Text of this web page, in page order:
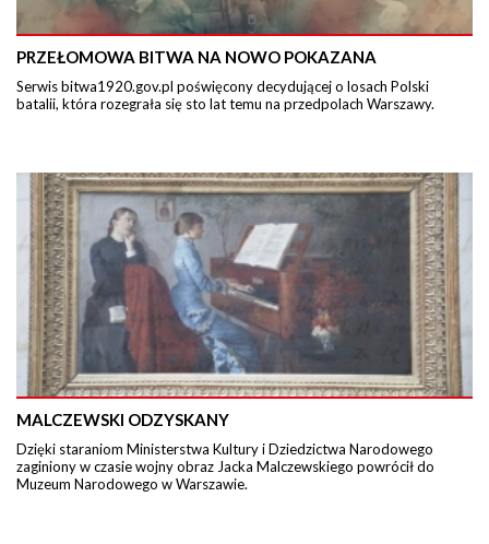
PRZEŁOMOWA BITWA NA NOWO POKAZANA
Serwis bitwa1920.gov.pl poświęcony decydującej o losach Polski
batalii, która rozegrała się sto lat temu na przedpolach Warszawy.
MALCZEWSKI ODZYSKANY
Dzięki staraniom Ministerstwa Kultury i Dziedzictwa Narodowego
zaginiony w czasie wojny obraz Jacka Malczewskiego powrócił do
Muzeum Narodowego w Warszawie.